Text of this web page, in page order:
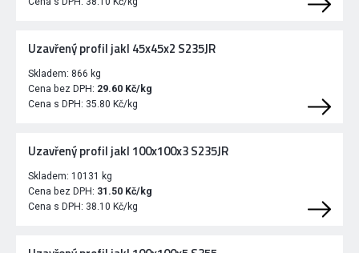
Uzavřený profil jakl 45x45x2 S235JR
Skladem: 866 kg
Cena bez DPH: 29.60 Kč/kg
Cena s DPH: 35.80 Kč/kg
Uzavřený profil jakl 100x100x3 S235JR
Skladem: 10131 kg
Cena bez DPH: 31.50 Kč/kg
Cena s DPH: 38.10 Kč/kg